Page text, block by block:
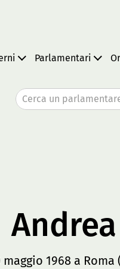
Parlamentari
Cerca un
1968 a Roma